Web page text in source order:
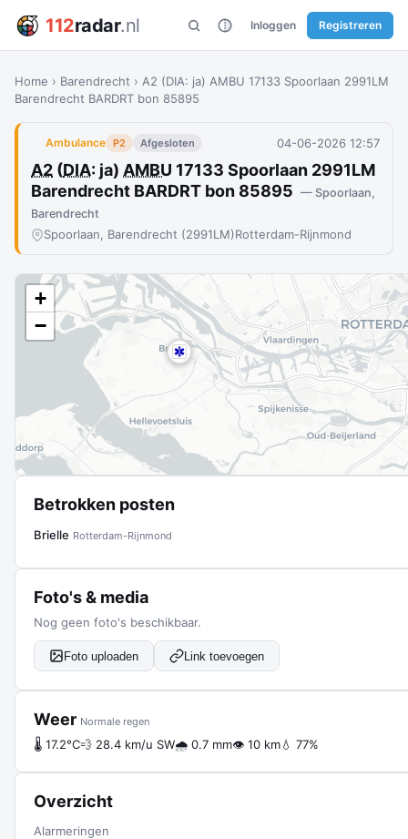
112radar.nl Inloggen Registreren
Home › Barendrecht › A2 (DIA: ja) AMBU 17133 Spoorlaan 2991LM
Barendrecht BARDRT bon 85895
Ambulance P2 Afgesloten 04-06-2026 12:57
A2 (DIA: ja) AMBU 17133 Spoorlaan 2991LM
Barendrecht BARDRT bon 85895 — Spoorlaan,
Barendrecht
Spoorlaan, Barendrecht (2991LM)Rotterdam-Rijnmond
+
−
Betrokken posten
Brielle Rotterdam-Rijnmond
Foto's & media
Nog geen foto's beschikbaar.
Foto uploaden Link toevoegen
Weer Normale regen
🌡 17.2°C💨 28.4 km/u SW🌧 0.7 mm👁 10 km💧 77%
Overzicht
Alarmeringen